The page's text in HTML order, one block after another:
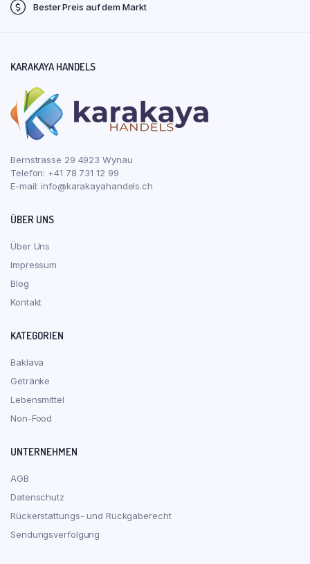
Bester Preis auf dem Markt
KARAKAYA HANDELS
Bernstrasse 29 4923 Wynau
Telefon: +41 78 731 12 99
E-mail:info@karakayahandels.ch
ÜBER UNS
Über Uns
Impressum
Blog
Kontakt
KATEGORIEN
Baklava
Getränke
Lebensmittel
Non-Food
UNTERNEHMEN
AGB
Datenschutz
Rückerstattungs- und Rückgaberecht
Sendungsverfolgung